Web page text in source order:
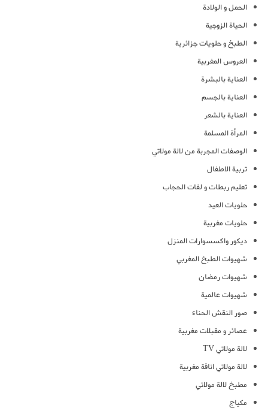
الحمل و الولادة
الحياة الزوجية
الطبخ و حلويات جزائرية
العروس المغربية
العناية بالبشرة
العناية بالجسم
العناية بالشعر
المرأة المسلمة
الوصفات المجربة من لالة مولاتي
تربية الاطفال
تعليم ربطات و لفات الحجاب
حلويات العيد
حلويات مغربية
ديكور واكسسوارات المنزل
شهيوات الطبخ المغربي
شهيوات رمضان
شهيوات عالمية
صور النقش الحناء
عصائر و مقبلات مغربية
لالة مولاتي TV
لالة مولاتي اناقة مغربية
مطبخ لالة مولاتي
مكياج